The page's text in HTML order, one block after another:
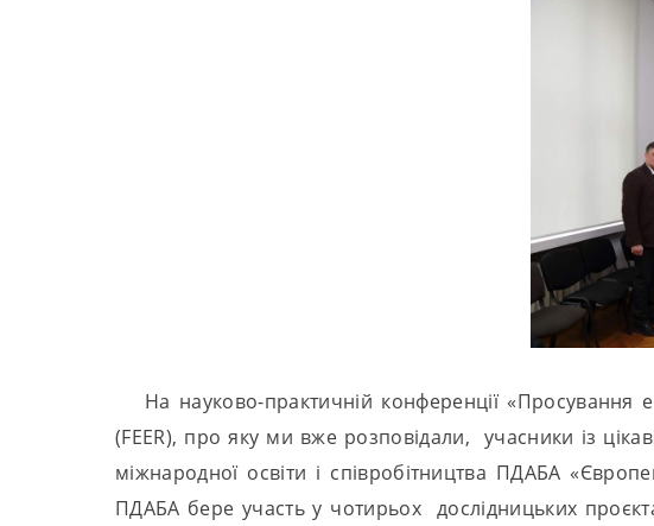
На науково-практичній конференції «Просування
(FEER), про яку ми вже розповідали, учасники із
міжнародної освіти і співробітництва ПДАБА
ПДАБА бере участь у чотирьох дослідницьких